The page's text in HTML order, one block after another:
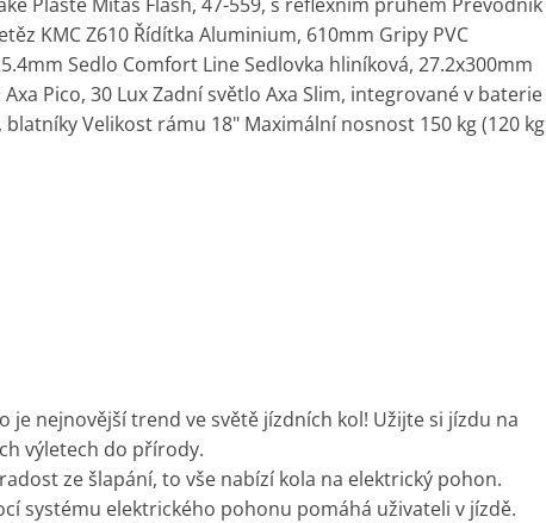
KMC Z610 Řídítka Aluminium, 610mm Gripy PVC
Sedlo Comfort Line Sedlovka hliníková, 27.2x300mm
Pico, 30 Lux Zadní světlo Axa Slim, integrované v baterie
Velikost rámu 18" Maximální nosnost 150 kg (120 kg
je nejnovější trend ve světě jízdních kol! Užijte si jízdu na
výletech do přírody.
ze šlapání, to vše nabízí kola na elektrický pohon.
systému elektrického pohonu pomáhá uživateli v jízdě.